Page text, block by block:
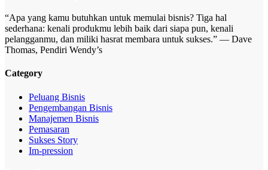
“Apa yang kamu butuhkan untuk memulai bisnis? Tiga hal
sederhana: kenali produkmu lebih baik dari siapa pun, kenali
pelangganmu, dan miliki hasrat membara untuk sukses.” — Dave
Thomas, Pendiri Wendy’s
Category
Peluang Bisnis
Pengembangan Bisnis
Manajemen Bisnis
Pemasaran
Sukses Story
Im-pression